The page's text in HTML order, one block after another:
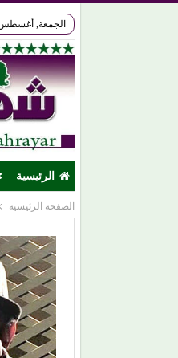
الجمعة, أغسطس 7,
الرئيسية
الصفحة الرئيسية